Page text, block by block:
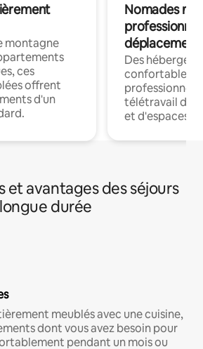
montagne
ces
offrent
d'un
Nomades
déplacement
Des
confortables
professionnels
télétravail
et d'espaces
et avantages des séjours
longue durée
meublés avec une cuisine,
dont vous avez besoin pour
pendant un mois ou